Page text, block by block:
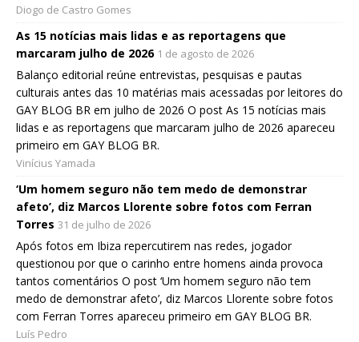
Diogo de Castro Gomes
As 15 notícias mais lidas e as reportagens que
marcaram julho de 2026 1 de agosto de 2026
Balanço editorial reúne entrevistas, pesquisas e pautas
culturais antes das 10 matérias mais acessadas por leitores do
GAY BLOG BR em julho de 2026 O post As 15 notícias mais
lidas e as reportagens que marcaram julho de 2026 apareceu
primeiro em GAY BLOG BR.
Vinícius Yamada
‘Um homem seguro não tem medo de demonstrar
afeto’, diz Marcos Llorente sobre fotos com Ferran
Torres 31 de julho de 2026
Após fotos em Ibiza repercutirem nas redes, jogador
questionou por que o carinho entre homens ainda provoca
tantos comentários O post ‘Um homem seguro não tem
medo de demonstrar afeto’, diz Marcos Llorente sobre fotos
com Ferran Torres apareceu primeiro em GAY BLOG BR.
Luís Pedro